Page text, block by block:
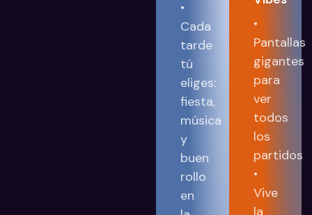
•
Pantallas
gigantes
para
ver
todos
los
partidos
•
Vive
•
Cada
tarde
tú
eliges:
fiesta,
música
y
buen
rollo
en